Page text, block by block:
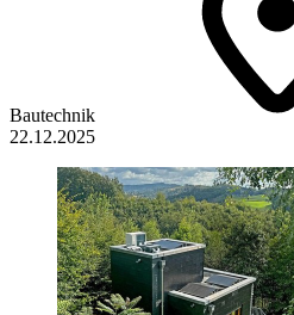
Bautechnik
22.12.2025